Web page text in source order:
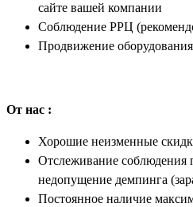
сайте вашей компании
Соблюдение РРЦ
Продвижение
От нас :
Хорошие неизменные
Отслеживание соблюдения
недопущение демпинга
Постоянное наличие